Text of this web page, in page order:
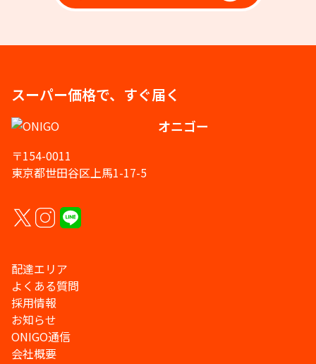
スーパー価格で、すぐ届く
オニゴー
〒154-0011
東京都世田谷区上馬1-17-5
配達エリア
よくある質問
採用情報
お知らせ
ONIGO通信
会社概要